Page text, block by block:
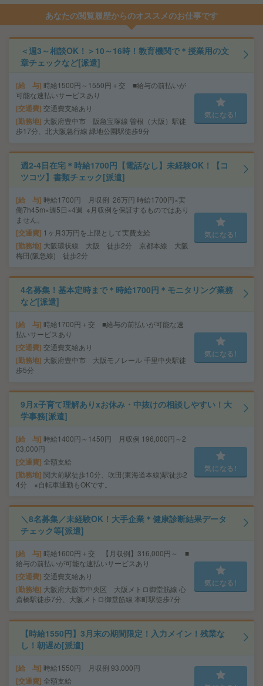
あなたの閲覧履歴からのオススメのお仕事です
＜週3～相談OK！＞10～16時！教育機関で＊授業用の文
章チェックなど[派遣]
給 与 時給1500円～1550円＋交 ■給与の前払いが
可能な速払いサービスあり
交通費 交通費支給あり
勤務地 大阪府豊中市 阪急宝塚線 曽根（大阪）駅徒
歩17分、北大阪急行線 緑地公園駅徒歩9分
気になる!
週2-4日在宅＊時給1700円【電話なし】未経験OK！【コ
ツコツ】書類チェック[派遣]
給 与 時給1700円 月収例 26万円 時給1700円×実
働7h45m×週5日×4週 ※月収例を保証するものではあり
ません。
交通費 1ヶ月3万円を上限として実費支給
勤務地 大阪環状線 大阪 徒歩2分 京都本線 大阪
梅田(阪急線) 徒歩2分
気になる!
4名募集！基本定時まで＊時給1700円＊モニタリング業務
など[派遣]
給 与 時給1700円＋交 ■給与の前払いが可能な速
払いサービスあり
交通費 交通費支給あり
勤務地 大阪府豊中市 大阪モノレール 千里中央駅徒
歩5分
気になる!
9月x子育て理解ありxお休み・中抜けの相談しやすい！大
学事務[派遣]
給 与 時給1400円～1450円 月収例 196,000円～2
03,000円
交通費 全額支給
勤務地 関大前駅徒歩10分、吹田(東海道本線)駅徒歩2
4分 ※自転車通勤もOKです。
気になる!
＼8名募集／未経験OK！大手企業＊健康診断結果データ
チェック等[派遣]
給 与 時給1600円＋交 【月収例】316,000円～ ■
給与の前払いが可能な速払いサービスあり
交通費 交通費支給あり
勤務地 大阪府大阪市中央区 大阪メトロ御堂筋線 心
斎橋駅徒歩7分、大阪メトロ御堂筋線 本町駅徒歩7分
気になる!
【時給1550円】3月末の期間限定！入力メイン！残業な
し！朝遅め[派遣]
給 与 時給1550円 月収例 93,000円
交通費 全額支給